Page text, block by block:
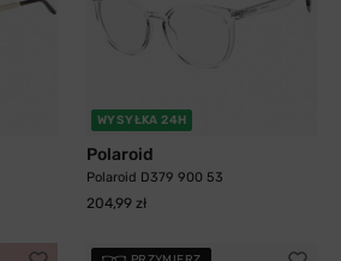
WYSYŁKA 24H
Polaroid
Polaroid D379 900 53
204,99 zł